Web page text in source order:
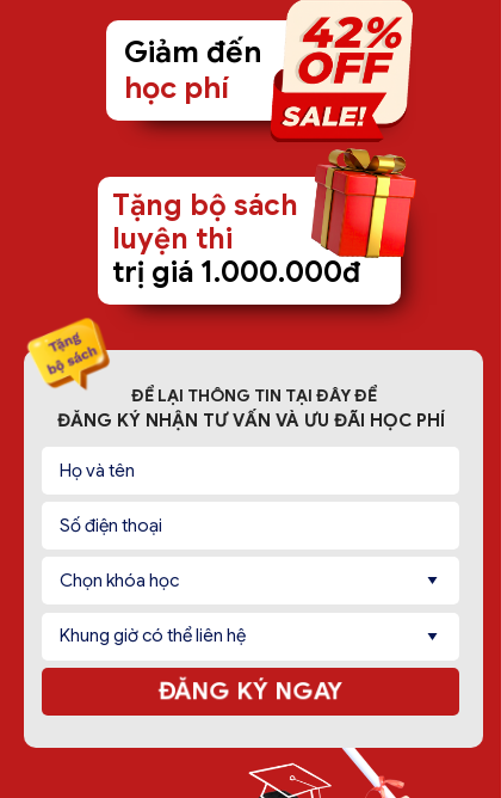
ĐỂ LẠI THÔNG TIN TẠI ĐÂY ĐỂ
ĐĂNG KÝ NHẬN TƯ VẤN VÀ ƯU ĐÃI HỌC PHÍ
ĐĂNG KÝ NGAY
Giảm đến
học phí
Tặng bộ sách
luyện thi
trị giá 1.000.000đ